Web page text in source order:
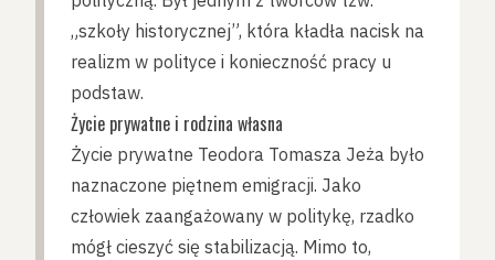
„szkoły historycznej”, która kładła nacisk na
realizm w polityce i konieczność pracy u
podstaw.
Życie prywatne i rodzina własna
Życie prywatne Teodora Tomasza Jeża było
naznaczone piętnem emigracji. Jako
człowiek zaangażowany w politykę, rzadko
mógł cieszyć się stabilizacją. Mimo to,